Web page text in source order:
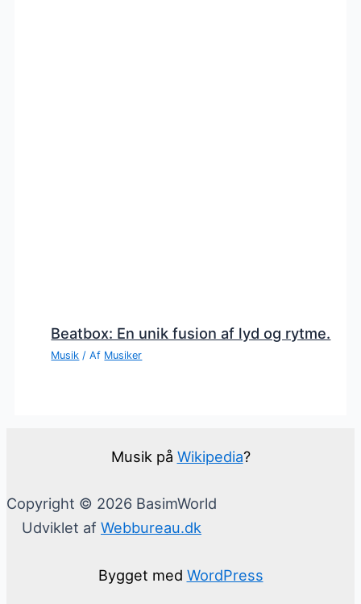
Beatbox: En unik fusion af lyd og rytme.
Musik / Af Musiker
Musik på Wikipedia?
Copyright © 2026 BasimWorld
Udviklet af Webbureau.dk
Bygget med WordPress